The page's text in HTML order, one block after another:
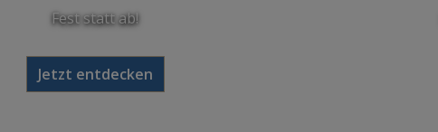
Fest statt ab!
Jetzt entdecken